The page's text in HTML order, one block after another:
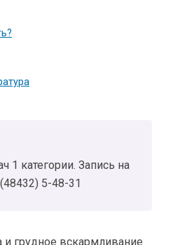
1 категории. Запись на
5-48-31
грудное вскармливание